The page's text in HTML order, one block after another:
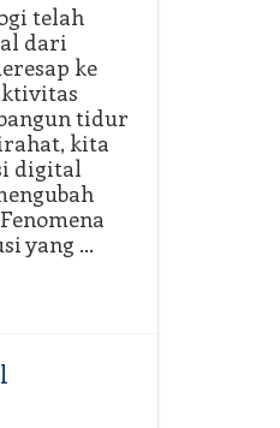
telah
dari
ke
tidur
kita
digital
yang …